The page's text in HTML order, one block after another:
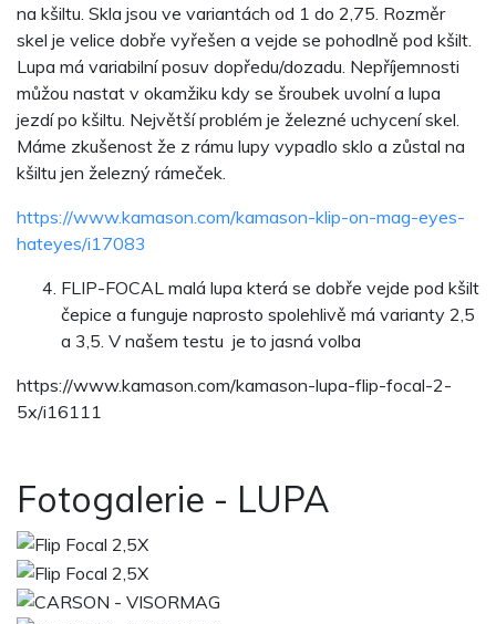
na kšiltu. Skla jsou ve variantách od 1 do 2,75. Rozměr
skel je velice dobře vyřešen a vejde se pohodlně pod kšilt.
Lupa má variabilní posuv dopředu/dozadu. Nepříjemnosti
můžou nastat v okamžiku kdy se šroubek uvolní a lupa
jezdí po kšiltu. Největší problém je železné uchycení skel.
Máme zkušenost že z rámu lupy vypadlo sklo a zůstal na
kšiltu jen železný rámeček.
https://www.kamason.com/kamason-klip-on-mag-eyes-
hateyes/i17083
FLIP-FOCAL malá lupa která se dobře vejde pod kšilt
čepice a funguje naprosto spolehlivě má varianty 2,5
a 3,5. V našem testu je to jasná volba
https://www.kamason.com/kamason-lupa-flip-focal-2-
5x/i16111
Fotogalerie - LUPA